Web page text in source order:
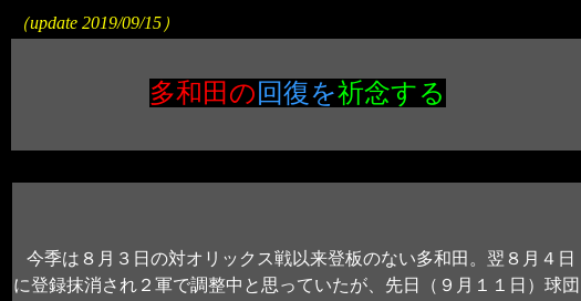
（update 2019/09/15）
多和田の 回復を祈念する
今季は８月３日の対オリックス戦以来登板のない多和田。翌８月４日
に登録抹消され２軍で調整中と思っていたが、先日（９月１１日）球団